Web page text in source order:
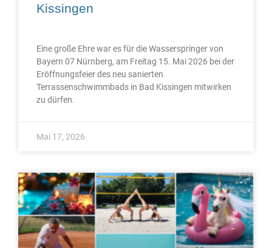
Kissingen
Eine große Ehre war es für die Wasserspringer von
Bayern 07 Nürnberg, am Freitag 15. Mai 2026 bei der
Eröffnungsfeier des neu sanierten
Terrassenschwimmbads in Bad Kissingen mitwirken
zu dürfen.
Mai 17, 2026